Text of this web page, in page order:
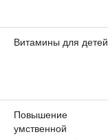
Витамины для детей
Повышение
умственной